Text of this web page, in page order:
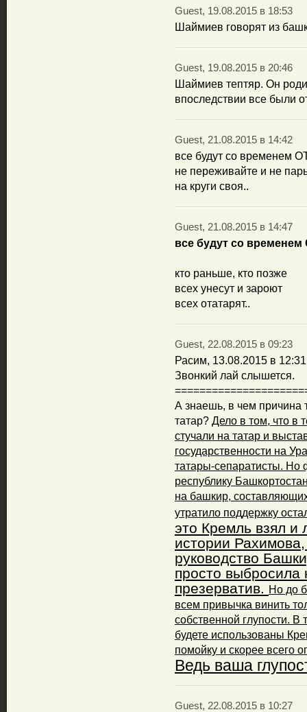
Guest, 19.08.2015 в 18:53
Шаймиев говорят из
Guest, 19.08.2015 в 20:46
Шаймиев тептяр. Он
впоследствии все были
Guest, 21.08.2015 в 14:42
все будут со временем
не переживайте и не
на круги своя..
Guest, 21.08.2015 в 14:47
все будут со
кто раньше, кто позже
всех унесут и зароют
всех отатарят..
Guest, 22.08.2015 в 09:23
Расим, 13.08.2015 в 12:31
Звонкий лай слышется.
А знаешь, в чем причина
татар? Дело в том, что в
стучали на татар и
государственности на
татары-сепаратисты. Но
республику
на башкир,
утратило поддержку
это Кремль взял и
истории
руководство
просто выбросила
презерватив. Но до
всем привычка винить
собственной глупости.
будете использованы
помойку и скорее всего
Ведь ваша
Guest, 22.08.2015 в 10:27